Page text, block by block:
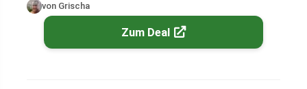
von Grischa
Zum Deal